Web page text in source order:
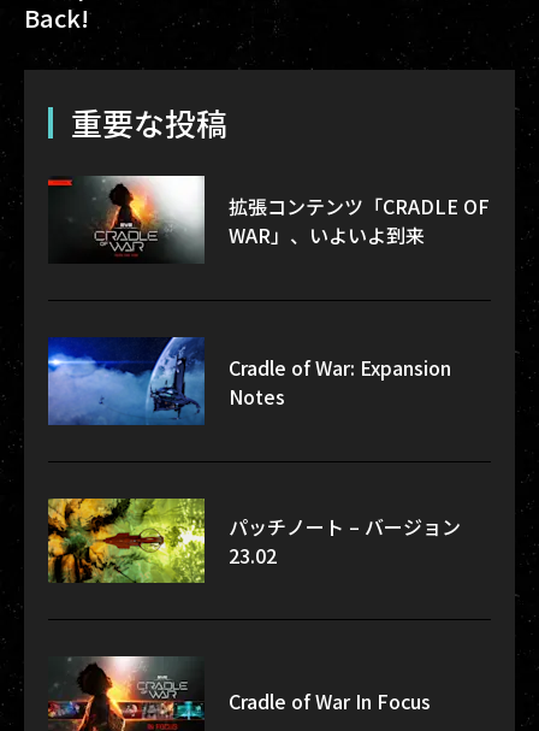
Back!
重要な投稿
拡張コンテンツ「CRADLE OF
WAR」、いよいよ到来
Cradle of War: Expansion
Notes
パッチノート – バージョン
23.02
Cradle of War In Focus